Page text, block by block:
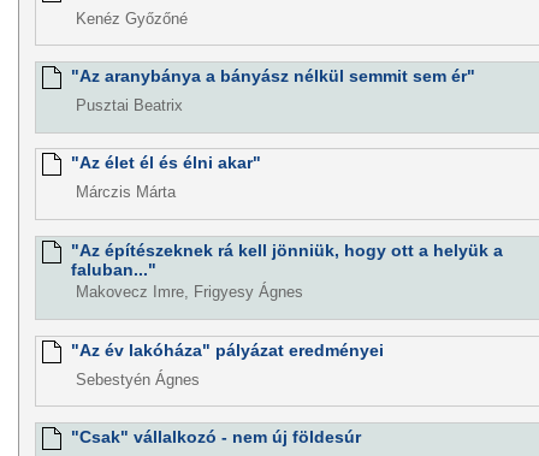
Kenéz Győzőné
"Az aranybánya a bányász nélkül semmit sem ér"
Pusztai Beatrix
"Az élet él és élni akar"
Márczis Márta
"Az építészeknek rá kell jönniük, hogy ott a helyük a
faluban..."
Makovecz Imre, Frigyesy Ágnes
"Az év lakóháza" pályázat eredményei
Sebestyén Ágnes
"Csak" vállalkozó - nem új földesúr